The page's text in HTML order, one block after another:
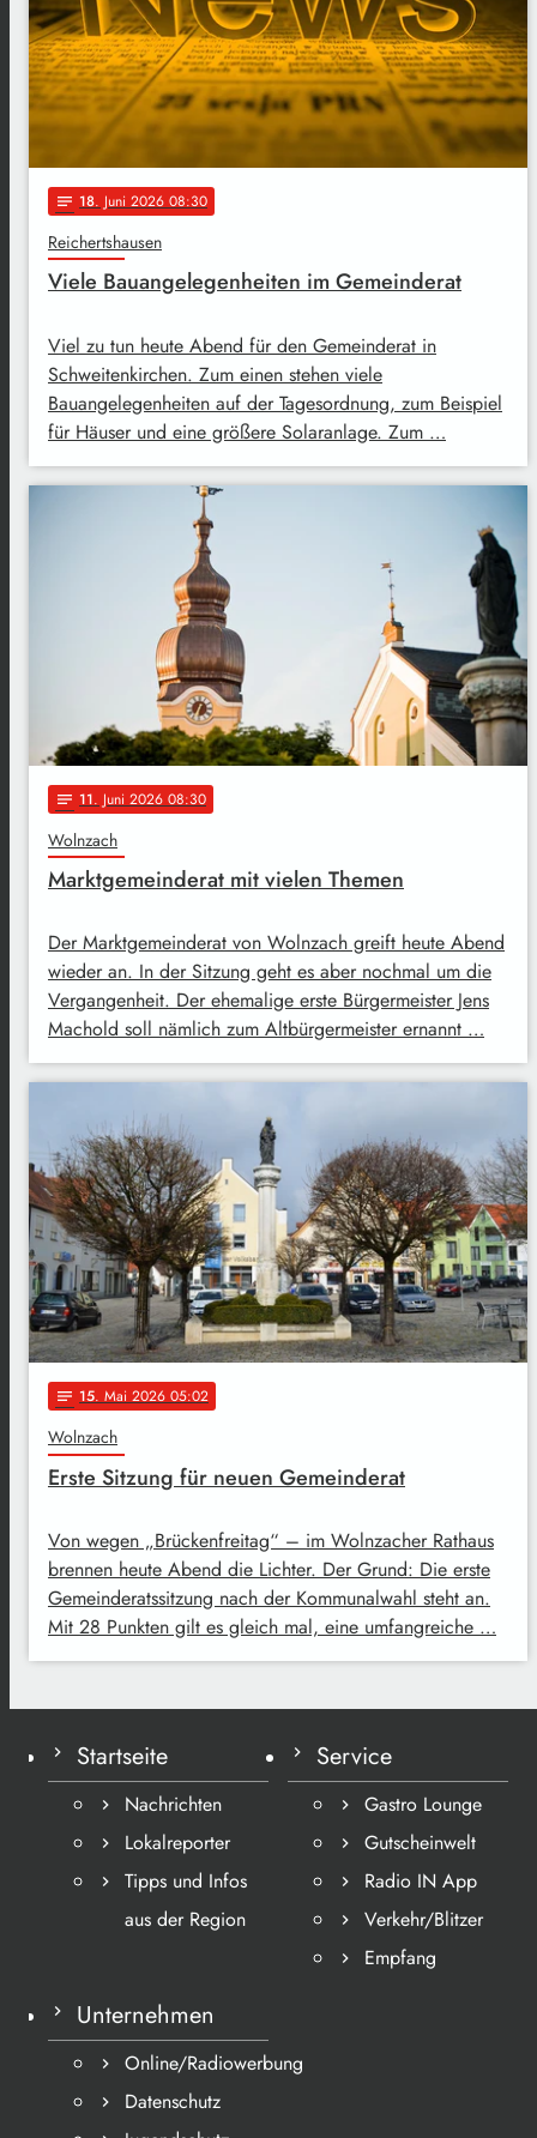
notes 18. Juni 2026 08:30
Reichertshausen
Viele Bauangelegenheiten im Gemeinderat
Viel zu tun heute Abend für den Gemeinderat in
Schweitenkirchen. Zum einen stehen viele
Bauangelegenheiten auf der Tagesordnung, zum Beispiel
für Häuser und eine größere Solaranlage. Zum …
notes 11. Juni 2026 08:30
Wolnzach
Marktgemeinderat mit vielen Themen
Der Marktgemeinderat von Wolnzach greift heute Abend
wieder an. In der Sitzung geht es aber nochmal um die
Vergangenheit. Der ehemalige erste Bürgermeister Jens
Machold soll nämlich zum Altbürgermeister ernannt …
notes 15. Mai 2026 05:02
Wolnzach
Erste Sitzung für neuen Gemeinderat
Von wegen „Brückenfreitag“ – im Wolnzacher Rathaus
brennen heute Abend die Lichter. Der Grund: Die erste
Gemeinderatssitzung nach der Kommunalwahl steht an.
Mit 28 Punkten gilt es gleich mal, eine umfangreiche …
Startseite
Nachrichten
Lokalreporter
Tipps und Infos
aus der Region
Service
Gastro Lounge
Gutscheinwelt
Radio IN App
Verkehr/Blitzer
Empfang
Unternehmen
Online/Radiowerbung
Datenschutz